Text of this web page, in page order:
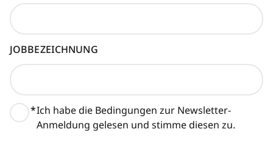
JOBBEZEICHNUNG
*Ich habe die Bedingungen zur Newsletter-
Anmeldung gelesen und stimme diesen zu.